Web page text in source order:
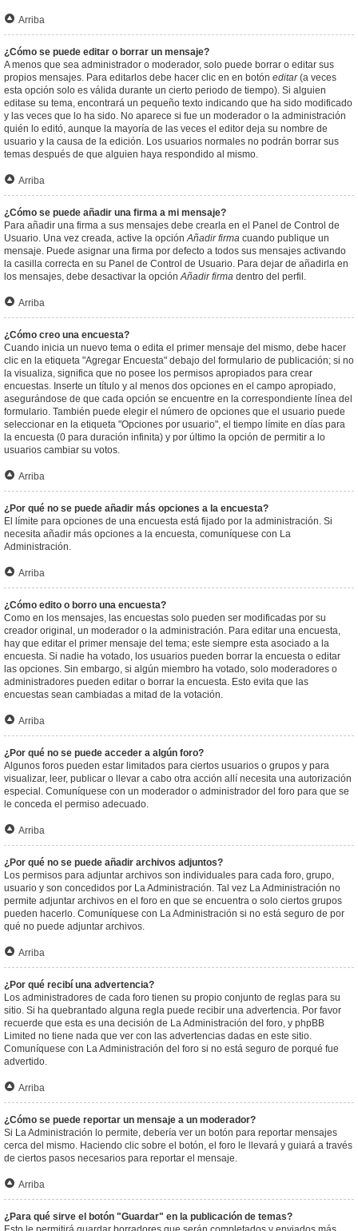
Arriba
¿Cómo se puede editar o borrar un mensaje?
A menos que sea administrador o moderador, solo puede borrar o editar sus
propios mensajes. Para editarlos debe hacer clic en en botón editar(a veces
esta opción solo es válida durante un cierto periodo de tiempo). Si alguien
editase su tema, encontrará un pequeño texto indicando que ha sido modificado
y las veces que lo ha sido. No aparece si fue un moderador o la administración
quién lo editó, aunque la mayoría de las veces el editor deja su nombre de
usuario y la causa de la edición. Los usuarios normales no podrán borrar sus
temas después de que alguien haya respondido al mismo.
Arriba
¿Cómo se puede añadir una firma a mi mensaje?
Para añadir una firma a sus mensajes debe crearla en el Panel de Control de
Usuario. Una vez creada, active la opciónAñadir firma cuando publique un
mensaje. Puede asignar una firma por defecto a todos sus mensajes activando
la casilla correcta en su Panel de Control de Usuario. Para dejar de añadirla en
los mensajes, debe desactivar la opciónAñadir firma dentro del perfil.
Arriba
¿Cómo creo una encuesta?
Cuando inicia un nuevo tema o edita el primer mensaje del mismo, debe hacer
clic en la etiqueta "Agregar Encuesta" debajo del formulario de publicación; si no
la visualiza, significa que no posee los permisos apropiados para crear
encuestas. Inserte un título y al menos dos opciones en el campo apropiado,
asegurándose de que cada opción se encuentre en la correspondiente línea del
formulario. También puede elegir el número de opciones que el usuario puede
seleccionar en la etiqueta "Opciones por usuario", el tiempo límite en días para
la encuesta (0 para duración infinita) y por último la opción de permitir a lo
usuarios cambiar su votos.
Arriba
¿Por qué no se puede añadir más opciones a la encuesta?
El límite para opciones de una encuesta está fijado por la administración. Si
necesita añadir más opciones a la encuesta, comuníquese con La
Administración.
Arriba
¿Cómo edito o borro una encuesta?
Como en los mensajes, las encuestas solo pueden ser modificadas por su
creador original, un moderador o la administración. Para editar una encuesta,
hay que editar el primer mensaje del tema; este siempre esta asociado a la
encuesta. Si nadie ha votado, los usuarios pueden borrar la encuesta o editar
las opciones. Sin embargo, si algún miembro ha votado, solo moderadores o
administradores pueden editar o borrar la encuesta. Esto evita que las
encuestas sean cambiadas a mitad de la votación.
Arriba
¿Por qué no se puede acceder a algún foro?
Algunos foros pueden estar limitados para ciertos usuarios o grupos y para
visualizar, leer, publicar o llevar a cabo otra acción allí necesita una autorización
especial. Comuníquese con un moderador o administrador del foro para que se
le conceda el permiso adecuado.
Arriba
¿Por qué no se puede añadir archivos adjuntos?
Los permisos para adjuntar archivos son individuales para cada foro, grupo,
usuario y son concedidos por La Administración. Tal vez La Administración no
permite adjuntar archivos en el foro en que se encuentra o solo ciertos grupos
pueden hacerlo. Comuníquese con La Administración si no está seguro de por
qué no puede adjuntar archivos.
Arriba
¿Por qué recibí una advertencia?
Los administradores de cada foro tienen su propio conjunto de reglas para su
sitio. Si ha quebrantado alguna regla puede recibir una advertencia. Por favor
recuerde que esta es una decisión de La Administración del foro, y phpBB
Limited no tiene nada que ver con las advertencias dadas en este sitio.
Comuníquese con La Administración del foro si no está seguro de porqué fue
advertido.
Arriba
¿Cómo se puede reportar un mensaje a un moderador?
Si La Administración lo permite, debería ver un botón para reportar mensajes
cerca del mismo. Haciendo clic sobre el botón, el foro le llevará y guiará a través
de ciertos pasos necesarios para reportar el mensaje.
Arriba
¿Para qué sirve el botón "Guardar" en la publicación de temas?